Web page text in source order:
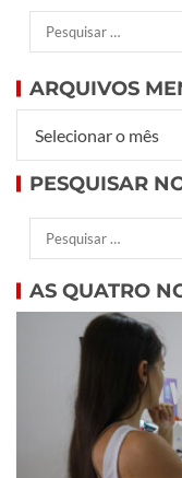
ARQUIVOS
PESQUISAR
AS QUATRO